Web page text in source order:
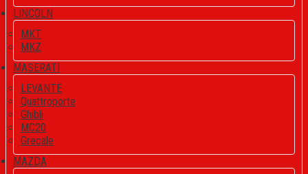
LINCOLN
MKT
MKZ
MASERATI
LEVANTE
Quattroporte
Ghibli
MC20
Grecale
MAZDA